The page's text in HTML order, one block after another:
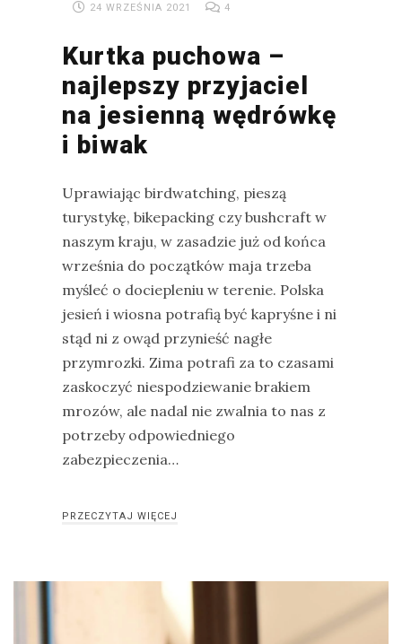
24 WRZEŚNIA 2021 4
Kurtka puchowa –
najlepszy przyjaciel
na jesienną wędrówkę
i biwak
Uprawiając birdwatching, pieszą
turystykę, bikepacking czy bushcraft w
naszym kraju, w zasadzie już od końca
września do początków maja trzeba
myśleć o dociepleniu w terenie. Polska
jesień i wiosna potrafią być kapryśne i ni
stąd ni z owąd przynieść nagłe
przymrozki. Zima potrafi za to czasami
zaskoczyć niespodziewanie brakiem
mrozów, ale nadal nie zwalnia to nas z
potrzeby odpowiedniego
zabezpieczenia…
PRZECZYTAJ WIĘCEJ